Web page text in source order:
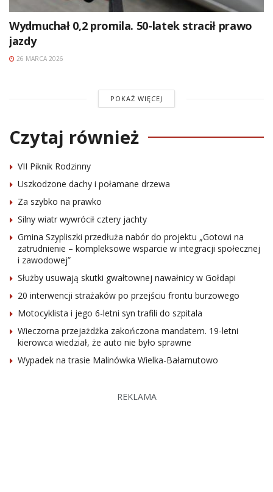
Wydmuchał 0,2 promila. 50-latek stracił prawo
jazdy
26 MARCA 2026
POKAŻ WIĘCEJ
Czytaj również
VII Piknik Rodzinny
Uszkodzone dachy i połamane drzewa
Za szybko na prawko
Silny wiatr wywrócił cztery jachty
Gmina Szypliszki przedłuża nabór do projektu „Gotowi na
zatrudnienie – kompleksowe wsparcie w integracji społecznej
i zawodowej”
Służby usuwają skutki gwałtownej nawałnicy w Gołdapi
20 interwencji strażaków po przejściu frontu burzowego
Motocyklista i jego 6-letni syn trafili do szpitala
Wieczorna przejażdżka zakończona mandatem. 19-letni
kierowca wiedział, że auto nie było sprawne
Wypadek na trasie Malinówka Wielka-Bałamutowo
REKLAMA